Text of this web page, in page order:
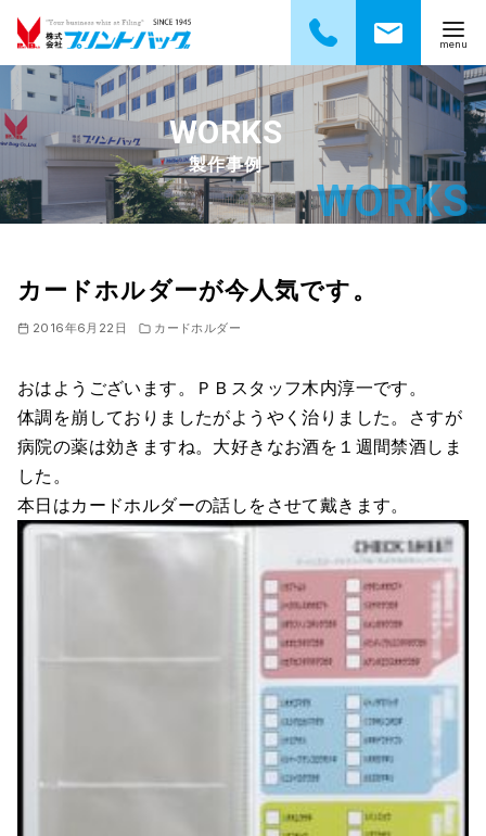
ン
テ
ツ
へ
製作事例
カードホルダーが今人気です。
2016年6月22日 カードホルダー
おはようございます。ＰＢスタッフ木内淳一です。
体調を崩しておりましたがようやく治りました。さすが
病院の薬は効きますね。大好きなお酒を１週間禁酒しま
した。
本日はカードホルダーの話しをさせて戴きます。